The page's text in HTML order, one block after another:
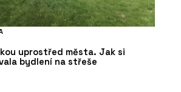
uprostřed města. Jak si
bydlení na střeše